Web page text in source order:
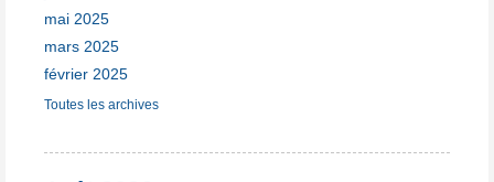
mai 2025
mars 2025
février 2025
Toutes les archives